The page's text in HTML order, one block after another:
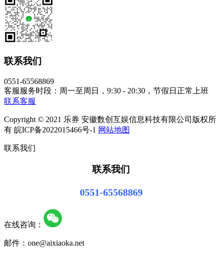
联系我们
0551-65568869
客服服务时段：周一至周日，9:30 - 20:30，节假日正常上班
联系客服
Copyright © 2021 乐券 安徽数创互娱信息科技有限公司版权所
有 皖ICP备2022015466号-1 网站地图
联系我们
联系我们
0551-65568869
在线咨询：
邮件：one@aixiaoka.net